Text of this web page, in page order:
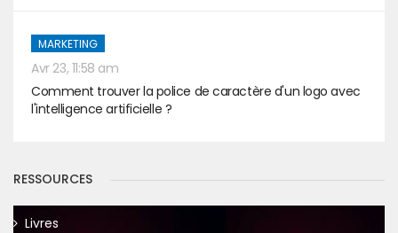
MARKETING
Avr 23, 11:58 am
Comment trouver la police de caractère d'un logo avec
l'intelligence artificielle ?
RESSOURCES
Livres